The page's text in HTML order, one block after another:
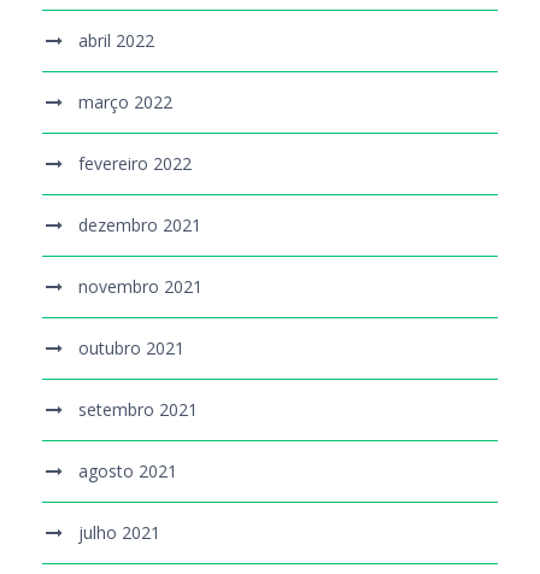
abril 2022
março 2022
fevereiro 2022
dezembro 2021
novembro 2021
outubro 2021
setembro 2021
agosto 2021
julho 2021